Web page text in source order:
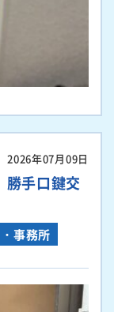
2026年07月09日
手口鍵交
事務所